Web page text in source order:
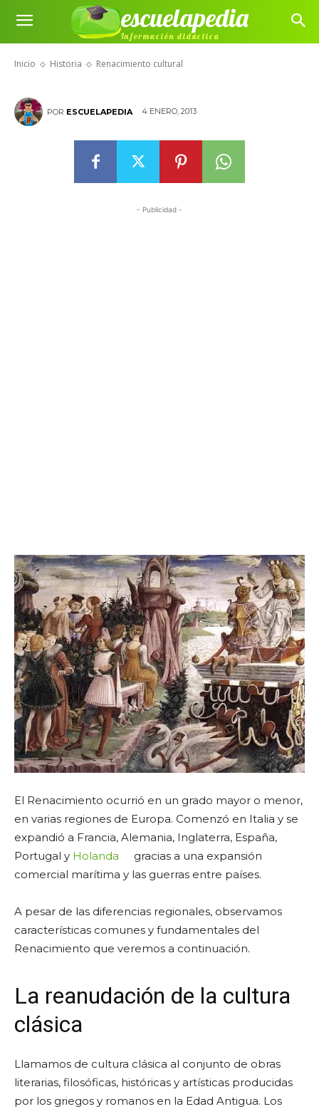
escuelapedia
Información didáctica
Inicio Historia Renacimiento cultural
Renacimiento cultural
POR ESCUELAPEDIA 4 ENERO, 2013
- Publicidad -
El Renacimiento ocurrió en un grado mayor o menor,
en varias regiones de Europa. Comenzó en Italia y se
expandió a Francia, Alemania, Inglaterra, España,
Portugal y Holanda
gracias a una expansión
comercial marítima y las guerras entre países.
A pesar de las diferencias regionales, observamos
características comunes y fundamentales del
Renacimiento que veremos a continuación.
La reanudación de la cultura
clásica
Llamamos de cultura clásica al conjunto de obras
literarias, filosóficas, históricas y artísticas producidas
por los griegos y romanos en la Edad Antigua. Los